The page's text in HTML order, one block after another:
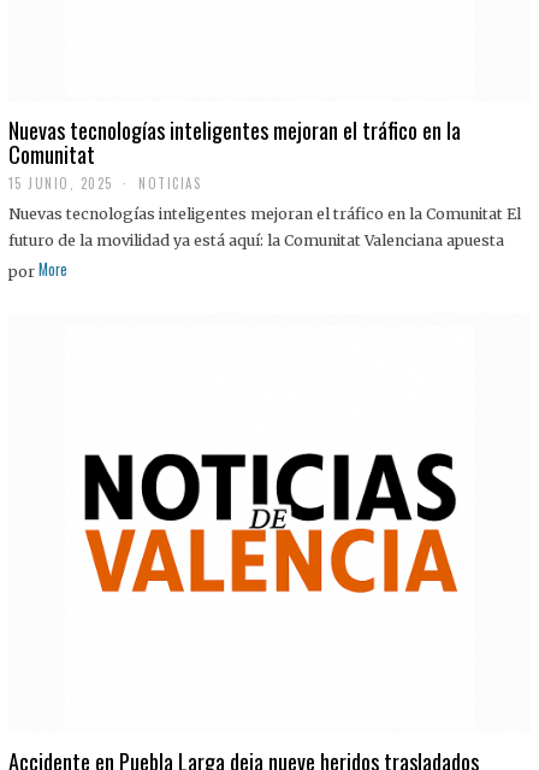
Nuevas tecnologías inteligentes mejoran el tráfico en la
Comunitat
15 JUNIO, 2025 NOTICIAS
Nuevas tecnologías inteligentes mejoran el tráfico en la Comunitat El
futuro de la movilidad ya está aquí: la Comunitat Valenciana apuesta
por More
Accidente en Puebla Larga deja nueve heridos trasladados